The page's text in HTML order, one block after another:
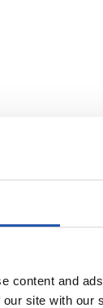
content and
site with